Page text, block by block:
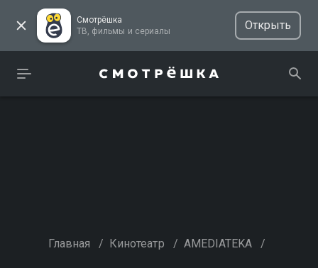
Смотрёшка
ТВ, фильмы и сериалы
Открыть
Главная / Кинотеатр / AMEDIATEKA /